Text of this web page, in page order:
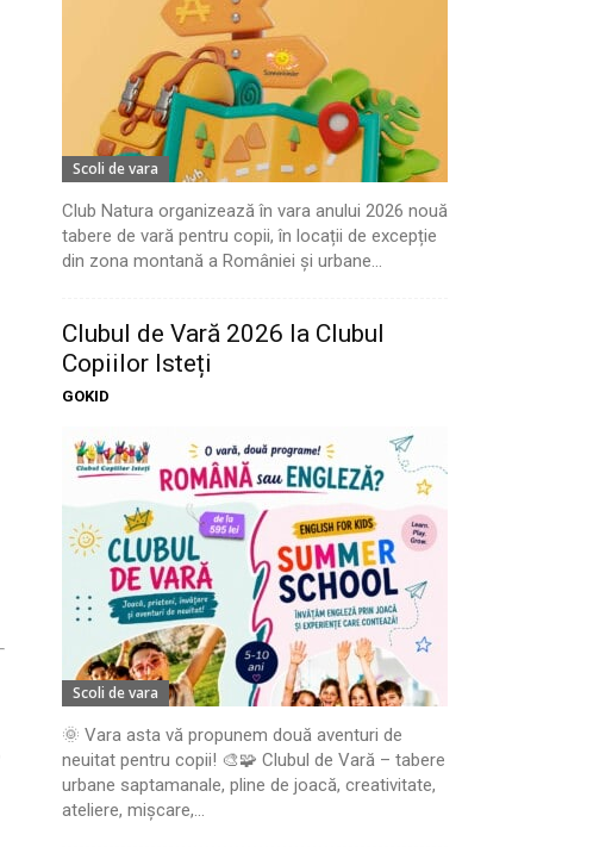
Scoli de vara
Club Natura organizează în vara anului 2026 nouă
tabere de vară pentru copii, în locații de excepție
din zona montană a României și urbane...
Clubul de Vară 2026 la Clubul
Copiilor Isteți
GOKID
Scoli de vara
🌞 Vara asta vă propunem două aventuri de
neuitat pentru copii! 🎨🧩 Clubul de Vară – tabere
urbane saptamanale, pline de joacă, creativitate,
ateliere, mișcare,...